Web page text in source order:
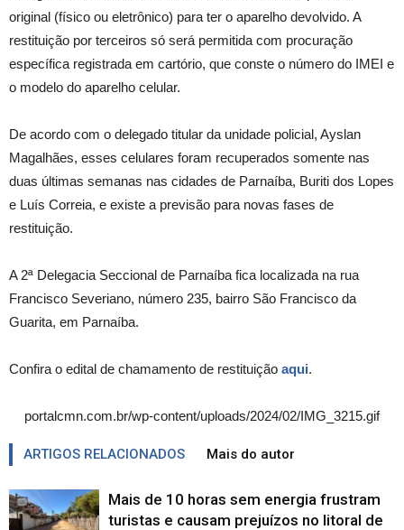
original (físico ou eletrônico) para ter o aparelho devolvido. A
restituição por terceiros só será permitida com procuração
específica registrada em cartório, que conste o número do IMEI e
o modelo do aparelho celular.
De acordo com o delegado titular da unidade policial, Ayslan
Magalhães, esses celulares foram recuperados somente nas
duas últimas semanas nas cidades de Parnaíba, Buriti dos Lopes
e Luís Correia, e existe a previsão para novas fases de
restituição.
A 2ª Delegacia Seccional de Parnaíba fica localizada na rua
Francisco Severiano, número 235, bairro São Francisco da
Guarita, em Parnaíba.
Confira o edital de chamamento de restituição aqui.
portalcmn.com.br/wp-content/uploads/2024/02/IMG_3215.gif
ARTIGOS RELACIONADOS Mais do autor
Mais de 10 horas sem energia frustram
turistas e causam prejuízos no litoral de